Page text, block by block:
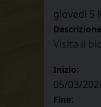
giovedì 5
Visita il
Inizio:
05/03/
Fine: